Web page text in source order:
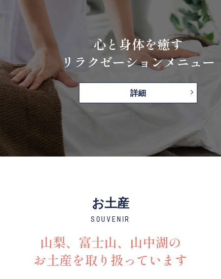
心と身体を癒す
リラクゼーションメニュー
詳細
お土産
SOUVENIR
山梨、富士山、山中湖の
お土産を取り扱っています